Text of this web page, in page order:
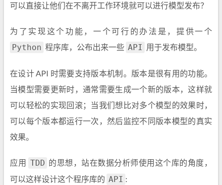
可以直接让他们在不离开工作环境就可以进行模型发布？
为了实现这个功能，一个可行的办法是，提供一个
Python 程序库，公布出来一些 API 用于发布模型。
在设计 API 时需要支持版本机制。版本是很有用的功能。
当模型需要更新时，通常需要生成一个新的版本，这样就
可以轻松的实现回滚；当我们想比对多个模型的效果时，
可以每个版本都运行一次，然后监控不同版本模型的真实
效果。
应用 TDD 的思想，站在数据分析师使用这个库的角度，
可以这样设计这个程序库的 API :